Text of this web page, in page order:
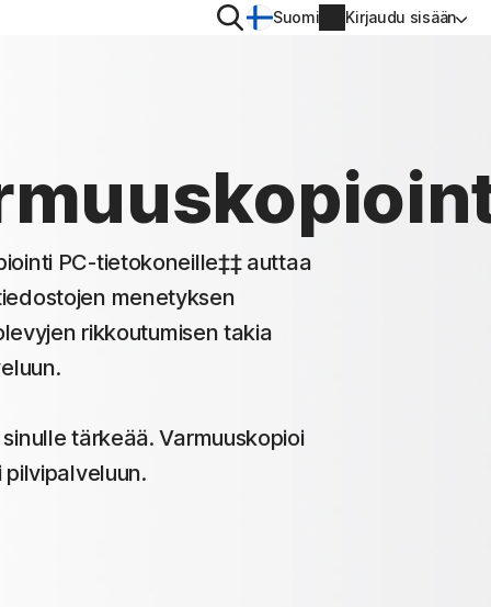
Norton AntiTrack
Hae Suomi Kirjaudu sisään
Tilitiedot
PC-tietokoneille‡‡ auttaa
menetyksen
rikkoutumisen takia
tärkeää. Varmuuskopioi